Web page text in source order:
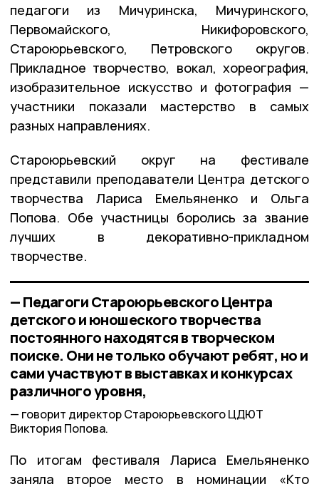
педагоги из Мичуринска, Мичуринского,
Первомайского, Никифоровского,
Староюрьевского, Петровского округов.
Прикладное творчество, вокал, хореография,
изобразительное искусство и фотография —
участники показали мастерство в самых
разных направлениях.
Староюрьевский округ на фестивале
представили преподаватели Центра детского
творчества Лариса Емельяненко и Ольга
Попова. Обе участницы боролись за звание
лучших в декоративно-прикладном
творчестве.
— Педагоги Староюрьевского Центра
детского и юношеского творчества
постоянного находятся в творческом
поиске. Они не только обучают ребят, но и
сами участвуют в выставках и конкурсах
различного уровня,
говорит директор Староюрьевского ЦДЮТ
Виктория Попова.
По итогам фестиваля Лариса Емельяненко
заняла второе место в номинации «Кто